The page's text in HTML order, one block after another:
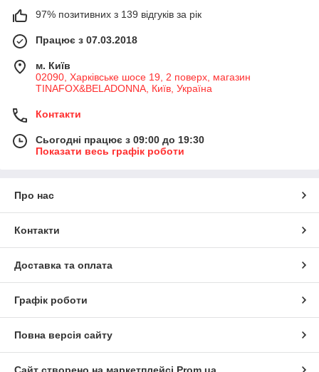
97% позитивних з 139 відгуків за рік
Працює з 07.03.2018
м. Київ
02090, Харківське шосе 19, 2 поверх, магазин
TINAFOX&BELADONNA, Київ, Україна
Контакти
Сьогодні працює з 09:00 до 19:30
Показати весь графік роботи
Про нас
Контакти
Доставка та оплата
Графік роботи
Повна версія сайту